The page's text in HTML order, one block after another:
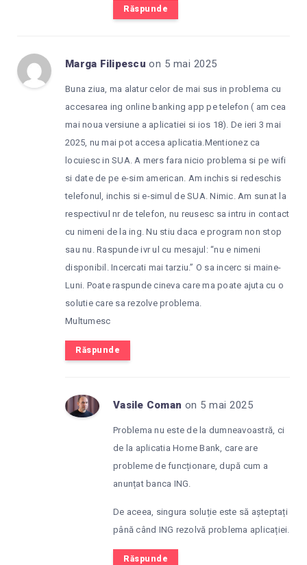
Răspunde
Marga Filipescu on 5 mai 2025
Buna ziua, ma alatur celor de mai sus in problema cu
accesarea ing online banking app pe telefon ( am cea
mai noua versiune a aplicatiei si ios 18). De ieri 3 mai
2025, nu mai pot accesa aplicatia.Mentionez ca
locuiesc in SUA. A mers fara nicio problema si pe wifi
si date de pe e-sim american. Am inchis si redeschis
telefonul, inchis si e-simul de SUA. Nimic. Am sunat la
respectivul nr de telefon, nu reusesc sa intru in contact
cu nimeni de la ing. Nu stiu daca e program non stop
sau nu. Raspunde ivr ul cu mesajul: “nu e nimeni
disponibil. Incercati mai tarziu.” O sa incerc si maine-
Luni. Poate raspunde cineva care ma poate ajuta cu o
solutie care sa rezolve problema.
Multumesc
Răspunde
Vasile Coman on 5 mai 2025
Problema nu este de la dumneavoastră, ci
de la aplicatia Home Bank, care are
probleme de funcționare, după cum a
anunțat banca ING.
De aceea, singura soluție este să așteptați
până când ING rezolvă problema aplicației.
Răspunde